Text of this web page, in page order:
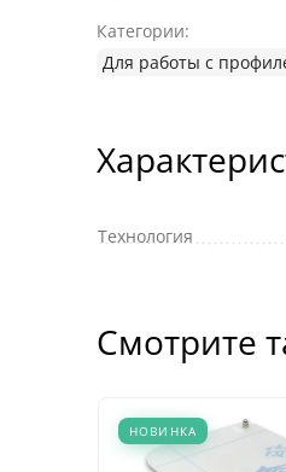
Категории:
Для работы с
Технология
Смотрите
НОВИНКА